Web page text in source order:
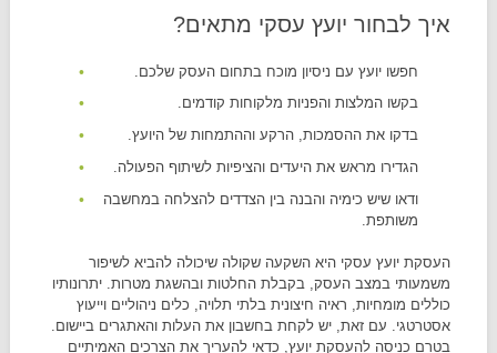
איך לבחור יועץ עסקי מתאים?
חפשו יועץ עם ניסיון מוכח בתחום העסק שלכם.
בקשו המלצות והפניות מלקוחות קודמים.
בדקו את ההסמכות, הרקע וההתמחות של היועץ.
הגדירו מראש את היעדים והציפיות לשיתוף הפעולה.
ודאו שיש כימיה והבנה בין הצדדים להצלחה במחשבה
משותפת.
העסקת יועץ עסקי היא השקעה שקולה שיכולה להביא לשיפור
משמעותי במצב העסק, בקבלת החלטות ובהשגת מטרות. יתרונותיו
כוללים מומחיות, ראיה חיצונית בלתי תלויה, כלים ניהוליים וייעוץ
אסטרטגי. עם זאת, יש לקחת בחשבון את העלות והאתגרים ביישום.
בטרם כניסה להעסקת יועץ, כדאי להעריך את הצרכים האמיתיים